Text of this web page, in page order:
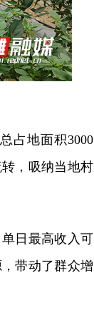
占地面积3000
，吸纳当地村
日最高收入可
带动了群众增